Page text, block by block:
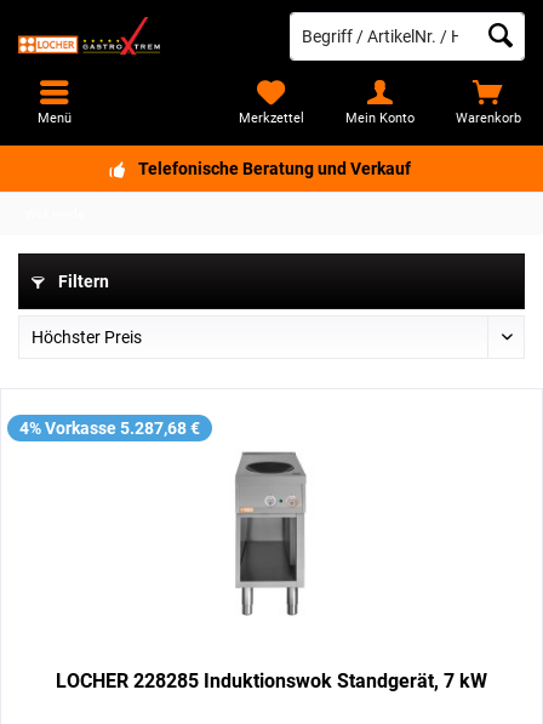
Telefonische Beratung und Verkauf
Warenkorb
Merkzettel Mein Konto
Menü
Filtern
4% Vorkasse 5.287,68 €
LOCHER 228285 Induktionswok Standgerät, 7 kW